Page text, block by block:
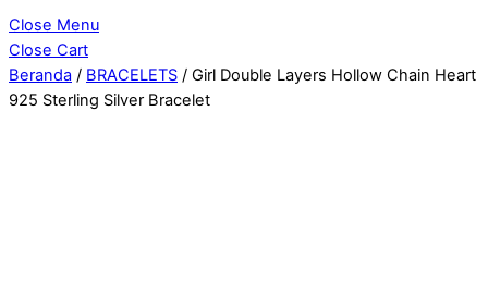
Close Menu
Close Cart
Beranda / BRACELETS / Girl Double Layers Hollow Chain Heart
925 Sterling Silver Bracelet